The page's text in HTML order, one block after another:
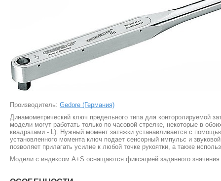
Производитель: Gedore (Германия)
Динамометрический ключ предельного типа для конторолируемой
модели могут работать только по часовой стрелке, некоторые в
квадратами - L). Нужный момент затяжки устанавливается с
установленного момента ключ подает сенсорный импульс и
позволяет прилагать усилие к любой точке рукоятки, а также
Модели с индексом A+S оснащаются фиксацией заданного